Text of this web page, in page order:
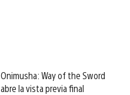
Onimusha: Way of the Sword
abre la vista previa final